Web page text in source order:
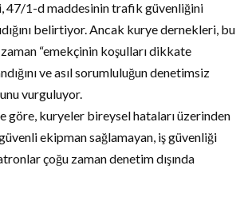
47/1-d maddesinin trafik güvenliğini
belirtiyor. Ancak kurye dernekleri, bu
“emekçinin koşulları dikkate
ve asıl sorumluluğun denetimsiz
vurguluyor.
göre, kuryeler bireysel hataları üzerinden
ekipman sağlamayan, iş güvenliği
çoğu zaman denetim dışında